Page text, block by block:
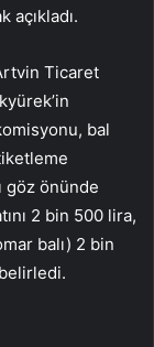
açıkladı.
Ticaret
bal
göz önünde
2 bin 500 lira,
balı) 2 bin